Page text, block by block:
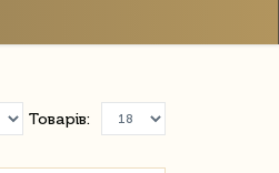
Товарів: